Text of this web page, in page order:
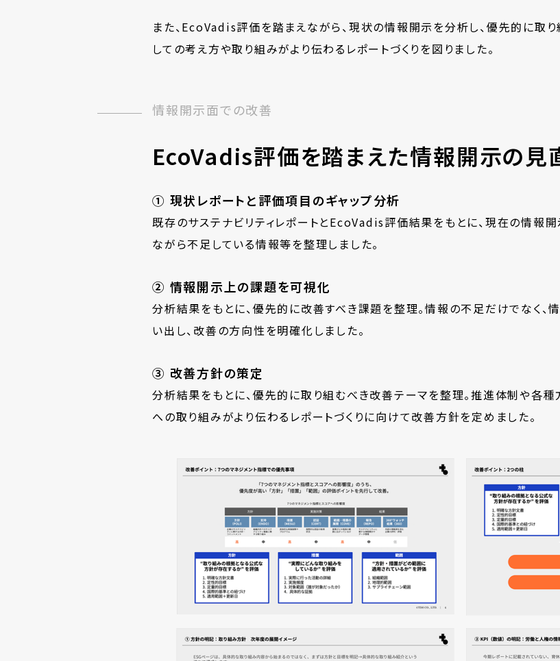
また、EcoVadis評価を踏まえながら、現状の情報開示を分析し、優先的に取
しての考え方や取り組みがより伝わるレポートづくりを図りました。
情報開示面での改善
EcoVadis評価を踏まえた情報開示の見
① 現状レポートと評価項目のギャップ分析
既存のサステナビリティレポートとEcoVadis評価結果をもとに、現在の情報
ながら不足している情報等を整理しました。
② 情報開示上の課題を可視化
分析結果をもとに、優先的に改善すべき課題を整理。情報の不足だけでなく
い出し、改善の方向性を明確化しました。
③ 改善方針の策定
分析結果をもとに、優先的に取り組むべき改善テーマを整理。推進体制や各種
への取り組みがより伝わるレポートづくりに向けて改善方針を定めました。